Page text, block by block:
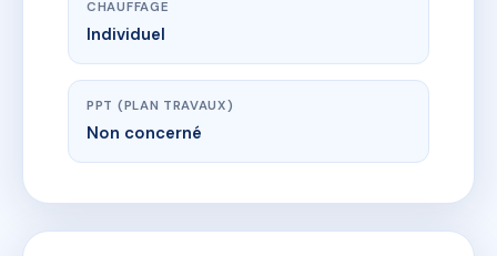
CHAUFFAGE
Individuel
PPT (PLAN TRAVAUX)
Non concerné